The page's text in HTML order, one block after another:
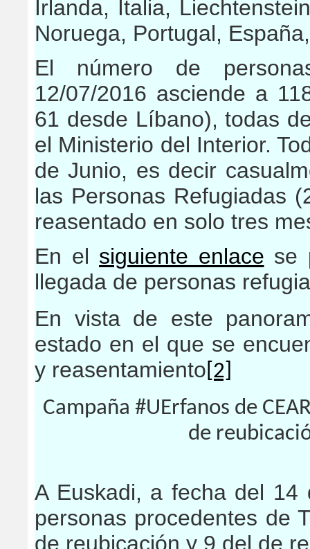
Irlanda, Italia,
Noruega, Portugal,
El número de
12/07/2016 asciende a
61 desde Líbano), todas
el Ministerio del Interior.
de Junio, es decir
las Personas Refugiadas
reasentado en solo tres
En el siguiente enlace se
llegada de personas
En vista de este
estado en el que se
y reasentamiento [2]
Campaña #UErfanos de
de
A Euskadi, a fecha del
personas procedentes de
de reubicación y 9 del de